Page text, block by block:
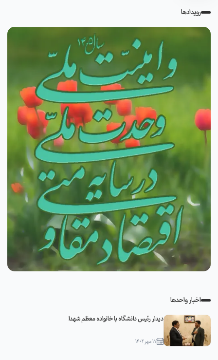
رویدادها
اخبار واحدها
دیدار رئیس دانشگاه با خانواده معظم شهدا
۱۷ مهر ۱۴۰۲